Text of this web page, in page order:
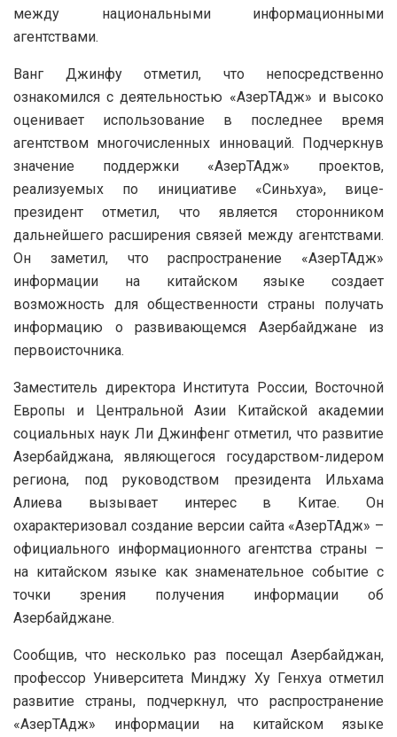
между национальными информационными
агентствами.
Ванг Джинфу отметил, что непосредственно
ознакомился с деятельностью «АзерТАдж» и высоко
оценивает использование в последнее время
агентством многочисленных инноваций. Подчеркнув
значение поддержки «АзерТАдж» проектов,
реализуемых по инициативе «Синьхуа», вице-
президент отметил, что является сторонником
дальнейшего расширения связей между агентствами.
Он заметил, что распространение «АзерТАдж»
информации на китайском языке создает
возможность для общественности страны получать
информацию о развивающемся Азербайджане из
первоисточника.
Заместитель директора Института России, Восточной
Европы и Центральной Азии Китайской академии
социальных наук Ли Джинфенг отметил, что развитие
Азербайджана, являющегося государством-лидером
региона, под руководством президента Ильхама
Алиева вызывает интерес в Китае. Он
охарактеризовал создание версии сайта «АзерТАдж» –
официального информационного агентства страны –
на китайском языке как знаменательное событие с
точки зрения получения информации об
Азербайджане.
Сообщив, что несколько раз посещал Азербайджан,
профессор Университета Минджу Ху Генхуа отметил
развитие страны, подчеркнул, что распространение
«АзерТАдж» информации на китайском языке